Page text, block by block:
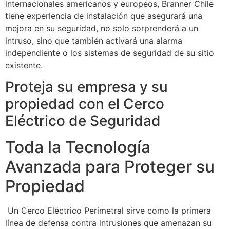
internacionales americanos y europeos, Branner Chile
tiene experiencia de instalación que asegurará una
mejora en su seguridad, no solo sorprenderá a un
intruso, sino que también activará una alarma
independiente o los sistemas de seguridad de su sitio
existente.
Proteja su empresa y su
propiedad con el Cerco
Eléctrico de Seguridad
Toda la Tecnología
Avanzada para Proteger su
Propiedad
Un Cerco Eléctrico Perimetral sirve como la primera
línea de defensa contra intrusiones que amenazan su